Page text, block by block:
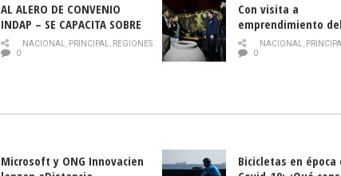
AL ALERO DE CONVENIO
INDAP – SE CAPACITA SOBRE
PLAGA DROSOPHILA SUZUKII
NACIONAL, PRINCIPAL, REGIONES
0
Con visita a
emprendimiento
y llamado al
historia campesina
NACIONAL,
0
Microsoft y ONG Innovacien
Bicicletas en época